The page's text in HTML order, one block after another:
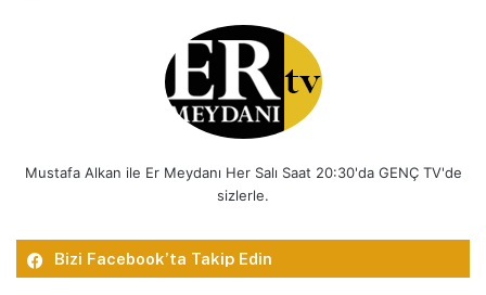
Mustafa Alkan ile Er Meydanı Her Salı Saat 20:30'da GENÇ TV'de
sizlerle.
Bizi Facebook’ta Takip Edin